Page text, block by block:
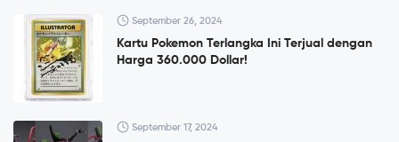
September 26, 2024
Kartu Pokemon Terlangka Ini Terjual dengan
Harga 360.000 Dollar!
September 17, 2024